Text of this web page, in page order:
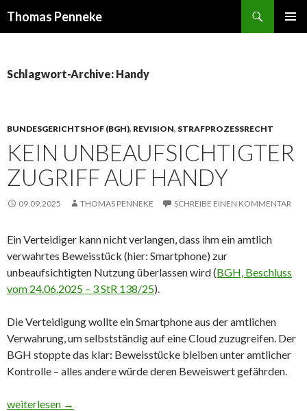
Thomas Penneke
Schlagwort-Archive: Handy
BUNDESGERICHTSHOF (BGH), REVISION, STRAFPROZESSRECHT
KEIN UNBEAUFSICHTIGTER
ZUGRIFF AUF HANDY
09.09.2025 THOMAS PENNEKE SCHREIBE EINEN KOMMENTAR
Ein Verteidiger kann nicht verlangen, dass ihm ein amtlich
verwahrtes Beweisstück (hier: Smartphone) zur
unbeaufsichtigten Nutzung überlassen wird (BGH, Beschluss
vom 24.06.2025 – 3 StR 138/25).
Die Verteidigung wollte ein Smartphone aus der amtlichen
Verwahrung, um selbstständig auf eine Cloud zuzugreifen. Der
BGH stoppte das klar: Beweisstücke bleiben unter amtlicher
Kontrolle – alles andere würde deren Beweiswert gefährden.
Kein unbeaufsichtigter Zugriff auf Handy
weiterlesen →